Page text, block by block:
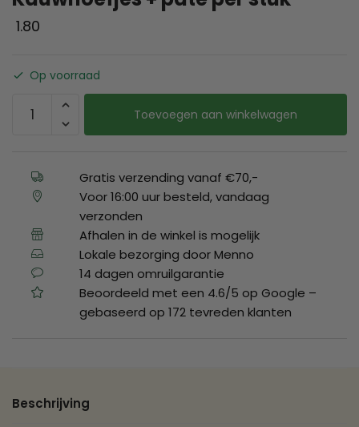
1.80
Op voorraad
Toevoegen aan winkelwagen
Gratis verzending vanaf €70,-
Voor 16:00 uur besteld, vandaag
verzonden
Afhalen in de winkel is mogelijk
Lokale bezorging door Menno
14 dagen omruilgarantie
Beoordeeld met een 4.6/5 op Google –
gebaseerd op 172 tevreden klanten
Beschrijving